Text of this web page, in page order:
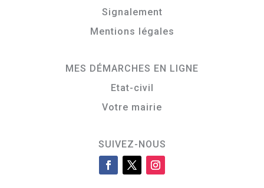
Signalement
Mentions légales
MES DÉMARCHES EN LIGNE
Etat-civil
Votre mairie
SUIVEZ-NOUS